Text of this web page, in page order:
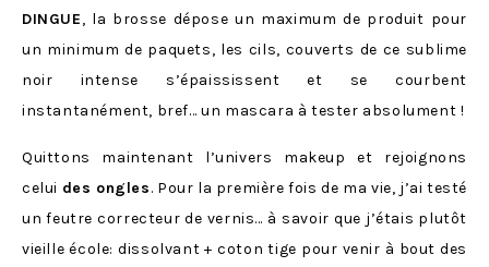
DINGUE, la brosse dépose un maximum de produit pour
un minimum de paquets, les cils, couverts de ce sublime
noir intense s’épaississent et se courbent
instantanément, bref… un mascara à tester absolument !
Quittons maintenant l’univers makeup et rejoignons
celui des ongles. Pour la première fois de ma vie, j’ai testé
un feutre correcteur de vernis… à savoir que j’étais plutôt
vieille école: dissolvant + coton tige pour venir à bout des